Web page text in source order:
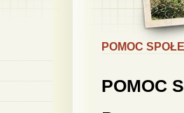
POMOC
POMOC